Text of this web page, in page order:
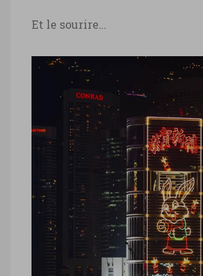
Et le sourire…